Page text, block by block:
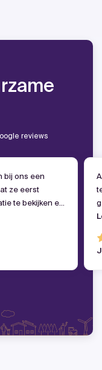
reviews
bij ons een
ze eerst
te bekijken en
Overal zeer